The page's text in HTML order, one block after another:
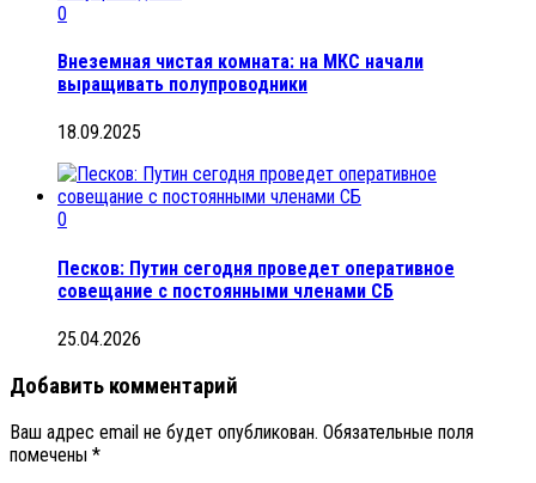
0
Внеземная чистая комната: на МКС начали
выращивать полупроводники
18.09.2025
0
Песков: Путин сегодня проведет оперативное
совещание с постоянными членами СБ
25.04.2026
Добавить комментарий
Ваш адрес email не будет опубликован. Обязательные поля
помечены *